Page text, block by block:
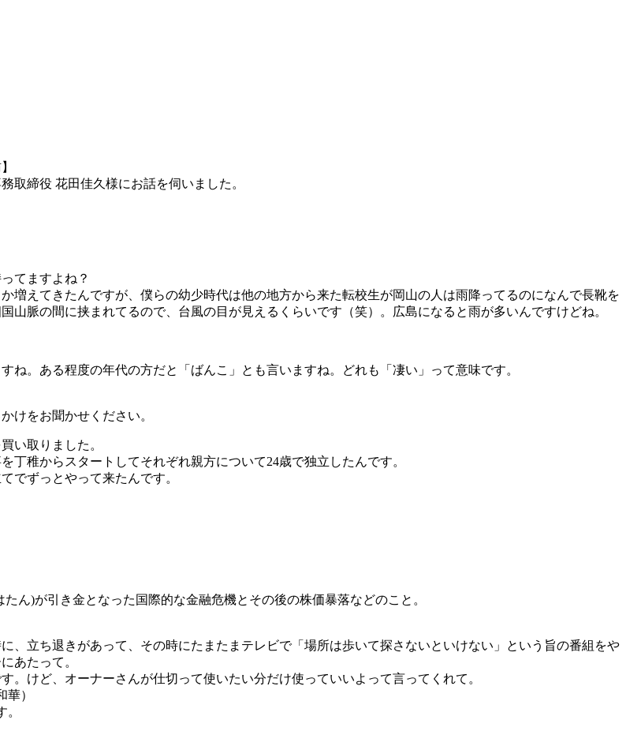
取締役 花田佳久様にお話を伺いました。
てますよね？
増えてきたんですが、僕らの幼少時代は他の地方から来た転校生が岡山の人は雨降ってるのになんで長靴を
脈の間に挟まれてるので、台風の目が見えるくらいです（笑）。広島になると雨が多いんですけどね。
ね。ある程度の年代の方だと「ばんこ」とも言いますね。どれも「凄い」って意味です。
けをお聞かせください。
い取りました。
丁稚からスタート してそれぞれ親方について24歳で独立したんです。
でずっとやって来たんです。
ん)が引き金となった国際的な金融危機とその後の株価暴落などのこと。
、立ち退きがあって、その時にたまたまテレビで「場所は歩いて探さないといけない」という旨の番組をや
あたって。
。けど、オーナーさんが仕切って使いたい分だけ使っていいよって言ってくれて。
）